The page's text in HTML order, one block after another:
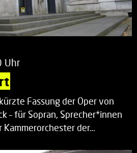
Uhr
Fassung der Oper von
– für Sopran, Sprecher*innen
Kammerorchester der…